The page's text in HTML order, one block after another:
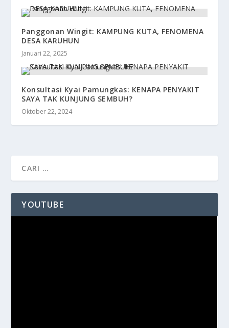
Panggonan Wingit: KAMPUNG KUTA, FENOMENA
DESA KARUHUN
Januari 22, 2025
Konsultasi Kyai Pamungkas: KENAPA PENYAKIT
SAYA TAK KUNJUNG SEMBUH?
Oktober 22, 2024
YOUTUBE